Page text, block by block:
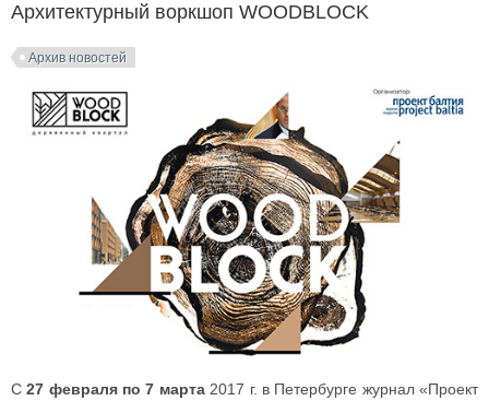
Архитектурный воркшоп WOODBLOCK
Архив новостей
С27 февраля по 7 марта2017 г. в Петербурге журнал «Проект